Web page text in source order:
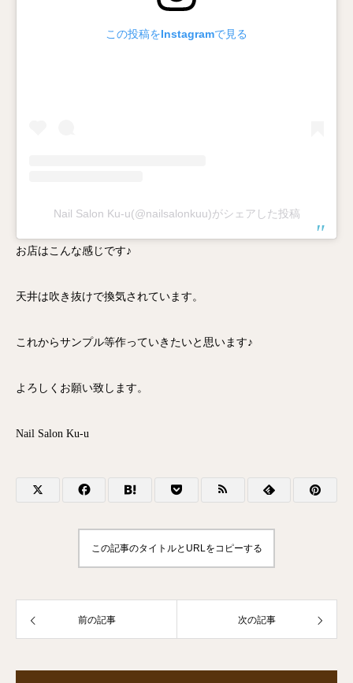
この投稿をInstagramで見る
Nail Salon Ku-u(@nailsalonkuu)がシェアした投稿
お店はこんな感じです♪
天井は吹き抜けで換気されています。
これからサンプル等作っていきたいと思います♪
よろしくお願い致します。
Nail Salon Ku-u
この記事のタイトルとURLをコピーする
前の記事 次の記事